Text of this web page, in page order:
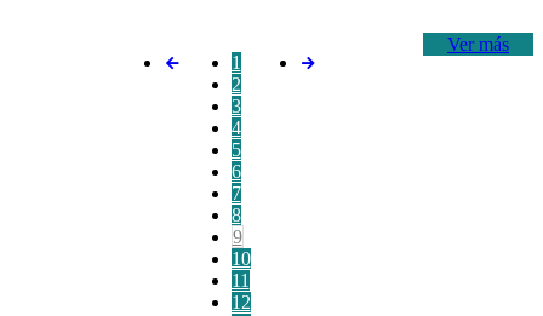
Ver más
1
2
3
4
5
6
7
8
9
10
11
12